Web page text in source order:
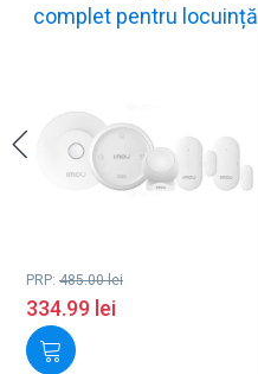
complet pentru locuință
PRP: 485.00lei
334.99 lei